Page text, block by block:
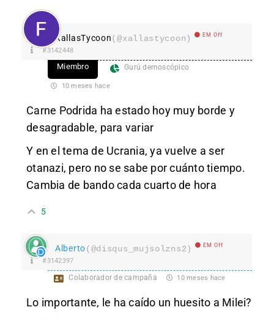
XallasTycoon(@xallastycoon) EM Off
#3142448
Miembro Gurú demoscópico
10 meses hace
Carne Podrida ha estado hoy muy borde y
desagradable, para variar
Y en el tema de Ucrania, ya vuelve a ser
otanazi, pero no se sabe por cuánto tiempo.
Cambia de bando cada cuarto de hora
5
Alberto(@disqus_mujsolzns2) EM Off
#3142397
Colaborador de campaña 10 meses hace
Lo importante, le ha caído un huesito a Milei?